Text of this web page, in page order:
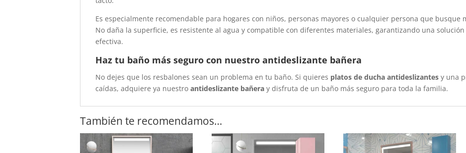
Es especialmente recomendable para hogares con niños, personas mayores o cualquier persona que busque
No daña la superficie, es resistente al agua y compatible con diferentes materiales, garantizando una
efectiva.
Haz tu baño más seguro con nuestro antideslizante bañera
No dejes que los resbalones sean un problema en tu baño. Si quieres platos de ducha antideslizantes y una
caídas, adquiere ya nuestroantideslizante bañera y disfruta de un baño más seguro para toda la familia.
También te recomendamos…